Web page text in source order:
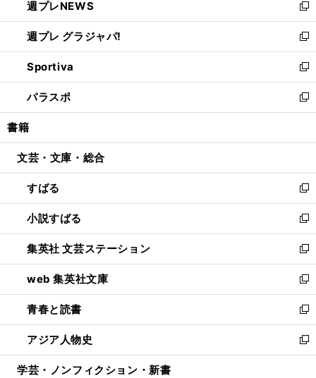
く
で
開
く
ド
ウ
で
開
く
い
ウ
ィ
ン
ド
ウ
で
開
週プレNEWS
新
し
い
ウ
ィ
ン
ド
ウ
開
週プレ グラジャパ!
新
し
い
ウ
ィ
ン
ウ
開
く
Sportiva
新
し
い
ウ
ン
ウ
で
開
く
パラスポ
新
し
ウ
ン
ド
ウ
で
開
く
書籍
文芸・文庫・総合
すばる
新
し
い
ウ
ィ
ン
ド
ウ
で
開
く
小説すばる
新
し
い
ウ
ィ
ン
ド
ウ
で
開
集英社 文芸ステーション
新
し
い
ウ
ィ
ン
ド
ウ
web 集英社文庫
新
し
い
ウ
ィ
ン
青春と読書
新
し
い
ウ
アジア人物史
新
し
学芸・ノンフィクション・新書